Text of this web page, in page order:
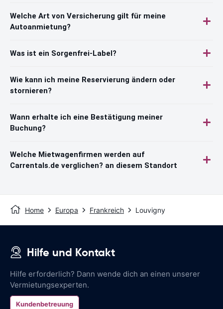
Welche Art von Versicherung gilt für meine
Autoanmietung?
Was ist ein Sorgenfrei-Label?
Wie kann ich meine Reservierung ändern oder
stornieren?
Wann erhalte ich eine Bestätigung meiner
Buchung?
Welche Mietwagenfirmen werden auf
Carrentals.de verglichen? an diesem Standort
Home Europa Frankreich Louvigny
Hilfe und Kontakt
Hilfe erforderlich? Dann wende dich an einen unserer
Vermietungsexperten.
Kundenbetreuung